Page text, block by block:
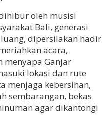
oleh musisi
Bali, generasi
dipersilakan hadir
acara,
menyapa Ganjar
lokasi dan rute
menjaga kebersihan,
sembarangan, bekas
agar dikantongi